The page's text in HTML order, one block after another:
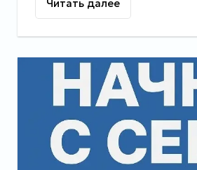
Читать далее